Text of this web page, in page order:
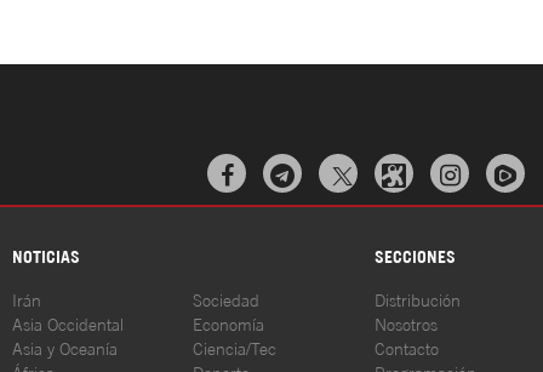
  
NOTICIAS SECCIONES
Irán
Asia Occidental
Asia y Oceanía
Sociedad
Economía
Ciencia/Tec
Distribución
Nosotros
Contacto